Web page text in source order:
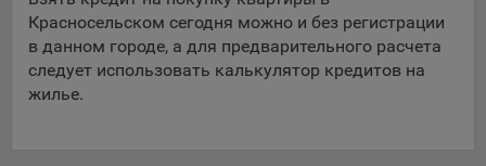
проспект, д. 39, стр. 79, БЦ «SkyLight».
Технические настройки
Красносельском сегодня можно и без регистрации
в данном городе, а для предварительного расчета
следует использовать калькулятор кредитов на
жилье.